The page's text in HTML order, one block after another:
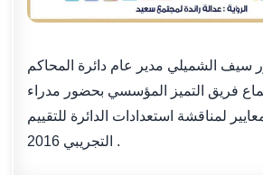
سيف الشميلي مدير عام دائرة المحاكم
فريق التميز المؤسسي بحضور مدراء
لمناقشة استعدادات الدائرة للتقييم
التجريبي 2016 .